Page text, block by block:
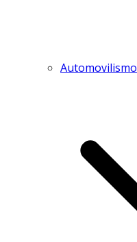
Automovilismo